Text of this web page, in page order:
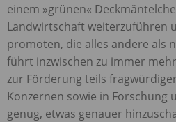
einem »grünen«
Landwirtschaft weiterzuführen
promoten, die alles andere als
führt inzwischen zu immer
zur Förderung teils
Konzernen sowie in Forschung
genug, etwas genauer